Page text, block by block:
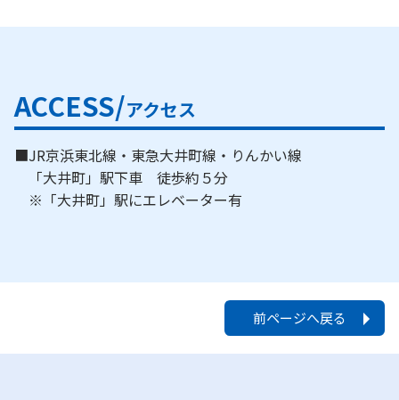
ACCESS/アクセス
■JR京浜東北線・東急大井町線・りんかい線
「大井町」駅下車 徒歩約５分
※「大井町」駅にエレベーター有
前ページへ戻る